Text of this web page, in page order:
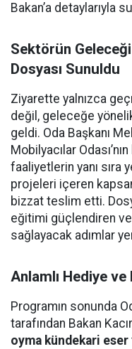
Bakan’a detaylarıyla
Sektörün
Dosyası Sunuldu
Ziyarette yalnızca
değil, geleceğe
geldi. Oda Başkanı
Mobilyacılar
faaliyetlerin yanı sıra
projeleri içeren
bizzat teslim etti.
eğitimi güçlendiren
sağlayacak adımlar
Anlamlı Hediye ve
Programın sonunda
tarafından Bakan
oyma kündekari eser